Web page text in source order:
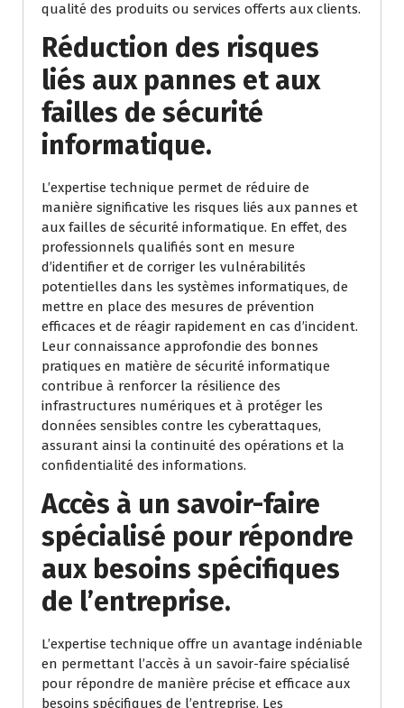
qualité des produits ou services offerts aux clients.
Réduction des risques
liés aux pannes et aux
failles de sécurité
informatique.
L’expertise technique permet de réduire de
manière significative les risques liés aux pannes et
aux failles de sécurité informatique. En effet, des
professionnels qualifiés sont en mesure
d’identifier et de corriger les vulnérabilités
potentielles dans les systèmes informatiques, de
mettre en place des mesures de prévention
efficaces et de réagir rapidement en cas d’incident.
Leur connaissance approfondie des bonnes
pratiques en matière de sécurité informatique
contribue à renforcer la résilience des
infrastructures numériques et à protéger les
données sensibles contre les cyberattaques,
assurant ainsi la continuité des opérations et la
confidentialité des informations.
Accès à un savoir-faire
spécialisé pour répondre
aux besoins spécifiques
de l’entreprise.
L’expertise technique offre un avantage indéniable
en permettant l’accès à un savoir-faire spécialisé
pour répondre de manière précise et efficace aux
besoins spécifiques de l’entreprise. Les